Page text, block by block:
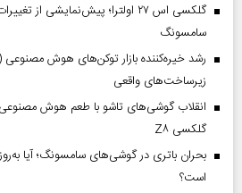
گلکسی اس ۲۷ اولترا؛ پیش‌نمایشی از
سامسونگ
زیرساخت‌های واقعی
انقلاب گوشی‌های تاشو‌ با طعم هوش
گلکسی Z۸
است؟